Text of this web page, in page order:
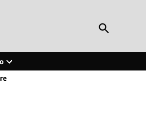
Open
Search
Open